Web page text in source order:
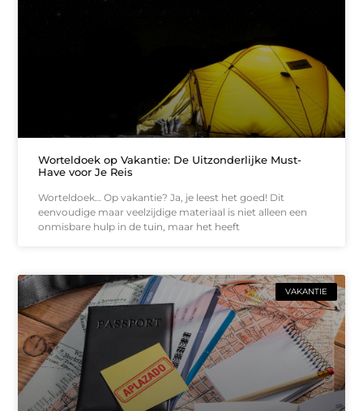
Worteldoek op Vakantie: De Uitzonderlijke Must-
Have voor Je Reis
Worteldoek… Op vakantie? Ja, je leest het goed! Dit
eenvoudige maar veelzijdige materiaal is niet alleen een
onmisbare hulp in de tuin, maar het heeft
VAKANTIE